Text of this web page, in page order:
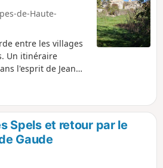
de-Haute-
entre les villages
Un itinéraire
l'esprit de Jean
de chênes.
Spels et retour par le
Gaude